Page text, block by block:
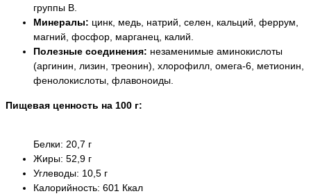
группы B.
Минералы: цинк, медь, натрий, селен, кальций, феррум,
магний, фосфор, марганец, калий.
Полезные соединения: незаменимые аминокислоты
(аргинин, лизин, треонин), хлорофилл, омега-6, метионин,
фенолокислоты, флавоноиды.
Пищевая ценность на 100 г:
Белки: 20,7 г
Жиры: 52,9 г
Углеводы: 10,5 г
Калорийность: 601 Ккал